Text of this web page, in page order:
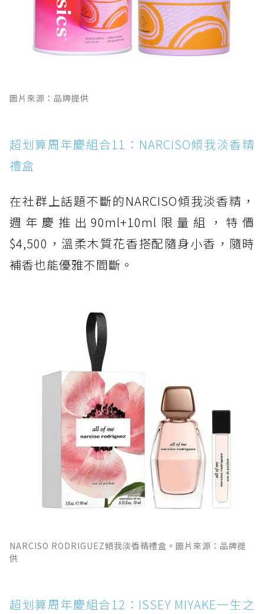
圖片來源：品牌提供
超划算周年慶組合11：NARCISO傾我淡香精
禮盒
在社群上話題不斷的NARCISO傾我淡香精，
週年慶推出90ml+10ml限量組，特價
$4,500，溫柔木質花香搭配隨身小香，隨時
補香也能優雅不間斷。
NARCISO RODRIGUEZ傾我淡香精禮盒。圖片來源：品牌提
供
超划算周年慶組合12：ISSEY MIYAKE一生之